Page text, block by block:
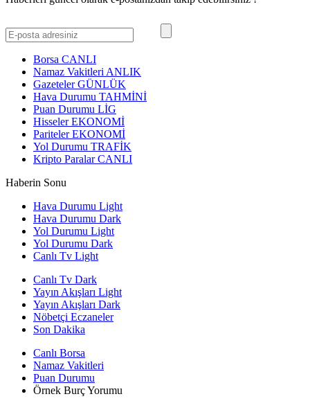
Borsa CANLI
Namaz VakitleriANLIK
GazetelerGÜNLÜK
Hava Durumu TAHMİNİ
Puan Durumu LİG
HisselerEKONOMİ
ParitelerEKONOMİ
Yol Durumu TRAFİK
Kripto ParalarCANLI
Haberin Sonu
Hava Durumu Light
Hava Durumu Dark
Yol Durumu Light
Yol Durumu Dark
Canlı Tv Light
Canlı Tv Dark
Yayın Akışları Light
Yayın Akışları Dark
Nöbetçi Eczaneler
Son Dakika
Canlı Borsa
Namaz Vakitleri
Puan Durumu
Örnek Burç Yorumu